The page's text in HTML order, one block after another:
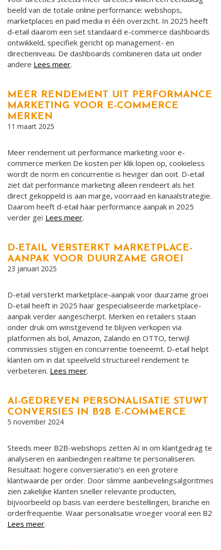
beeld van de totale online performance: webshops,
marketplaces en paid media in één overzicht. In 2025 heeft
d-etail daarom een set standaard e-commerce dashboards
ontwikkeld, specifiek gericht op management- en
directieniveau. De dashboards combineren data uit onder
andere Lees meer.
MEER RENDEMENT UIT PERFORMANCE
MARKETING VOOR E-COMMERCE
MERKEN
11 maart 2025
Meer rendement uit performance marketing voor e-
commerce merken De kosten per klik lopen op, cookieless
wordt de norm en concurrentie is heviger dan ooit. D-etail
ziet dat performance marketing alleen rendeert als het
direct gekoppeld is aan marge, voorraad en kanaalstrategie.
Daarom heeft d-etail haar performance aanpak in 2025
verder geï Lees meer.
D-ETAIL VERSTERKT MARKETPLACE-
AANPAK VOOR DUURZAME GROEI
23 januari 2025
D-etail versterkt marketplace-aanpak voor duurzame groei
D-etail heeft in 2025 haar gespecialiseerde marketplace-
aanpak verder aangescherpt. Merken en retailers staan
onder druk om winstgevend te blijven verkopen via
platformen als bol, Amazon, Zalando en OTTO, terwijl
commissies stijgen en concurrentie toeneemt. D-etail helpt
klanten om in dat speelveld structureel rendement te
verbeteren. Lees meer.
AI-GEDREVEN PERSONALISATIE STUWT
CONVERSIES IN B2B E-COMMERCE
5 november 2024
Steeds meer B2B-webshops zetten AI in om klantgedrag te
analyseren en aanbiedingen realtime te personaliseren.
Resultaat: hogere conversieratio’s en een grotere
klantwaarde per order. Door slimme aanbevelingsalgoritmes
zien zakelijke klanten sneller relevante producten,
bijvoorbeeld op basis van eerdere bestellingen, branche en
orderfrequentie. Waar personalisatie vroeger vooral een B2
Lees meer.